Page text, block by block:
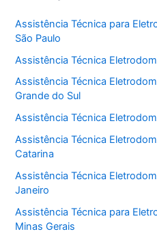
Assistência Técnica para
São Paulo
Assistência Técnica
Assistência Técnica
Grande do Sul
Assistência Técnica
Assistência Técnica
Catarina
Assistência Técnica
Janeiro
Assistência Técnica para
Minas Gerais